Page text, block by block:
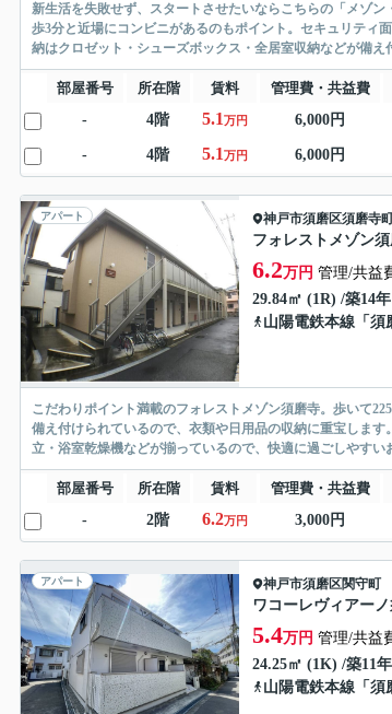
新生活を失敗せず、スタートさせたいならこちらの「メゾ
歩3分と近場にコンビニがあるのもポイント。セキュリティ
納はクロゼット・シューズボックス・全居室収納などが備
部屋番号 所在階 賃料 管理費・共益費
-
4階 5.1万円 6,000円
- 4階 5.1万円 6,000円
アパート 神戸市須磨区須磨寺
フォレストメゾン
6.2万円 管理/共益
29.84㎡ (1R) /築14
山陽電鉄本線 「 須
こだわりポイント満載のフォレストメゾン須磨寺。歩いて
備え付けられているので、衣類や日用品の収納に重宝しま
立・浴室乾燥機などが揃っているので、快適に過ごしやす
部屋番号 所在階 賃料 管理費・共益費
-
2階 6.2万円 3,000円
アパート 神戸市須磨区関守町
ワコーレヴィアー
5.4万円 管理/共益
24.25㎡ (1K) /築11
山陽電鉄本線 「 須